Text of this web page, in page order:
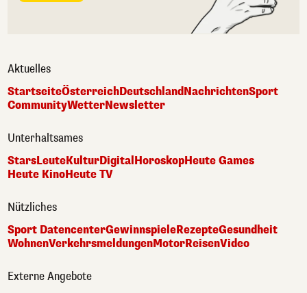
Aktuelles
StartseiteÖsterreichDeutschlandNachrichtenSport
CommunityWetterNewsletter
Unterhaltsames
StarsLeuteKulturDigitalHoroskopHeute Games
Heute KinoHeute TV
Nützliches
Sport DatencenterGewinnspieleRezepteGesundheit
WohnenVerkehrsmeldungenMotorReisenVideo
Externe Angebote